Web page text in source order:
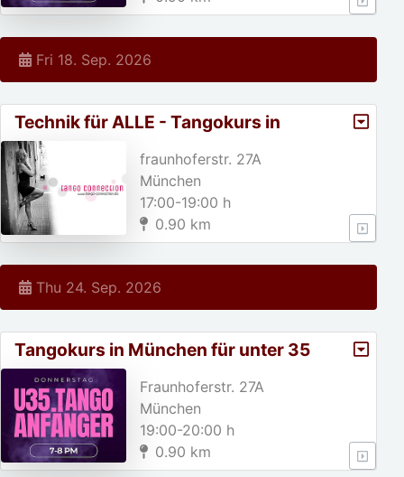
Fri 18. Sep. 2026
Technik für ALLE - Tangokurs in
München
fraunhoferstr. 27A
München
17:00-19:00 h
0.90 km
Thu 24. Sep. 2026
Tangokurs in München für unter 35
jährige!
Fraunhoferstr. 27A
München
19:00-20:00 h
0.90 km